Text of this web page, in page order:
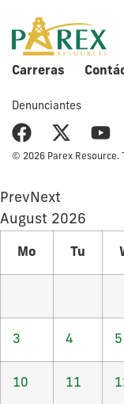
Carreras
Denunciantes
© 2026 Parex Resource.
PrevNext
August 2026
Mo Tu
3 4 5
10 11